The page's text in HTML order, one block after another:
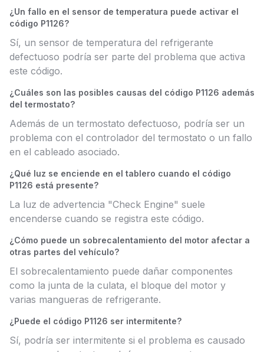
¿Un fallo en el sensor de temperatura puede activar el
código P1126?
Sí, un sensor de temperatura del refrigerante
defectuoso podría ser parte del problema que activa
este código.
¿Cuáles son las posibles causas del código P1126 además
del termostato?
Además de un termostato defectuoso, podría ser un
problema con el controlador del termostato o un fallo
en el cableado asociado.
¿Qué luz se enciende en el tablero cuando el código
P1126 está presente?
La luz de advertencia "Check Engine" suele
encenderse cuando se registra este código.
¿Cómo puede un sobrecalentamiento del motor afectar a
otras partes del vehículo?
El sobrecalentamiento puede dañar componentes
como la junta de la culata, el bloque del motor y
varias mangueras de refrigerante.
¿Puede el código P1126 ser intermitente?
Sí, podría ser intermitente si el problema es causado